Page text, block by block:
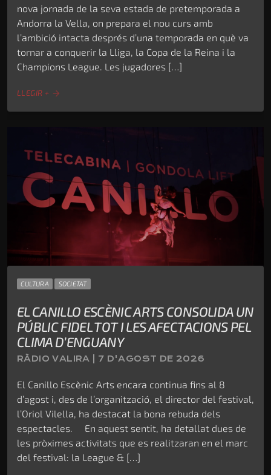
nova jornada de la seva estada de pretemporada a
Andorra la Vella, on prepara el nou curs amb
l’ambició intacta després d’una temporada en què va
tornar a conquerir la Lliga, la Copa de la Reina i la
Champions League. Les jugadores […]
LLEGIR + arrow_forward
CULTURA SOCIETAT
EL CANILLO ESCÈNIC ARTS CONSOLIDA UN
PÚBLIC FIDEL TOT I LES AFECTACIONS PEL
CLIMA D’ENGUANY
RÀDIO VALIRA | 7 D'AGOST DE 2026
El Canillo Escènic Arts encara continua fins al 8
d’agost i, des de l’organització, el director del festival,
l’Oriol Vilella, ha destacat la bona rebuda dels
espectacles. En aquest sentit, ha detallat dues de
les pròximes activitats que es realitzaran en el marc
del festival: la League & […]